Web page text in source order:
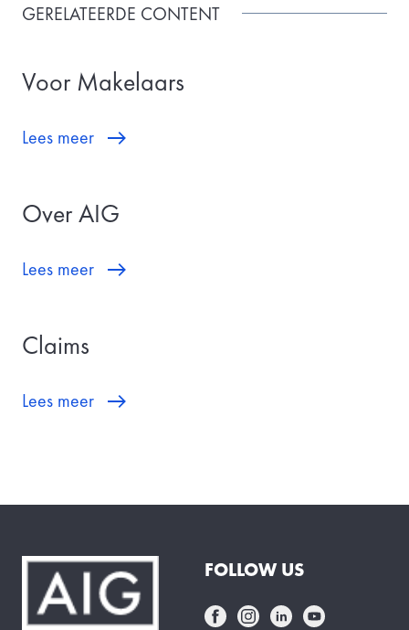
GERELATEERDE CONTENT
Voor Makelaars
Lees meer
Over AIG
Lees meer
Claims
Lees meer
FOLLOW US